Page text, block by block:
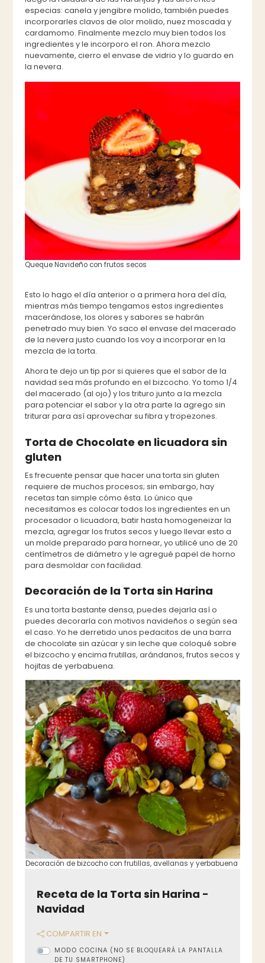
especias: canela y jengibre molido, también puedes
incorporarles clavos de olor molido, nuez moscada y
cardamomo. Finalmente mezclo muy bien todos los
ingredientes y le incorporo el ron. Ahora mezclo
nuevamente, cierro el envase de vidrio y lo guardo en
la nevera.
Queque Navideño con frutos secos
Esto lo hago el día anterior o a primera hora del día,
mientras más tiempo tengamos estos ingredientes
macerándose, los olores y sabores se habrán
penetrado muy bien. Yo saco el envase del macerado
de la nevera justo cuando los voy a incorporar en la
mezcla de la torta.
Ahora te dejo un tip por si quieres que el sabor de la
navidad sea más profundo en el bizcocho. Yo tomo 1/4
del macerado (al ojo) y los trituro junto a la mezcla
para potenciar el sabor y la otra parte la agrego sin
triturar para así aprovechar su fibra y tropezones.
Torta de Chocolate en licuadora sin
gluten
Es frecuente pensar que hacer una torta sin gluten
requiere de muchos procesos; sin embargo, hay
recetas tan simple cómo ésta. Lo único que
necesitamos es colocar todos los ingredientes en un
procesador o licuadora, batir hasta homogeneizar la
mezcla, agregar los frutos secos y luego llevar esto a
un molde preparado para hornear, yo utilicé uno de 20
centímetros de diámetro y le agregué papel de horno
para desmoldar con facilidad.
Decoración de la Torta sin Harina
Es una torta bastante densa, puedes dejarla así o
puedes decorarla con motivos navideños o según sea
el caso. Yo he derretido unos pedacitos de una barra
de chocolate sin azúcar y sin leche que coloqué sobre
el bizcocho y encima frutillas, arándanos, frutos secos y
hojitas de yerbabuena.
Decoración de bizcocho con frutillas, avellanas y yerbabuena
Receta de la Torta sin Harina -
Navidad
COMPARTIR EN
MODO COCINA (NO SE BLOQUEARÁ LA PANTALLA
DE TU SMARTPHONE)